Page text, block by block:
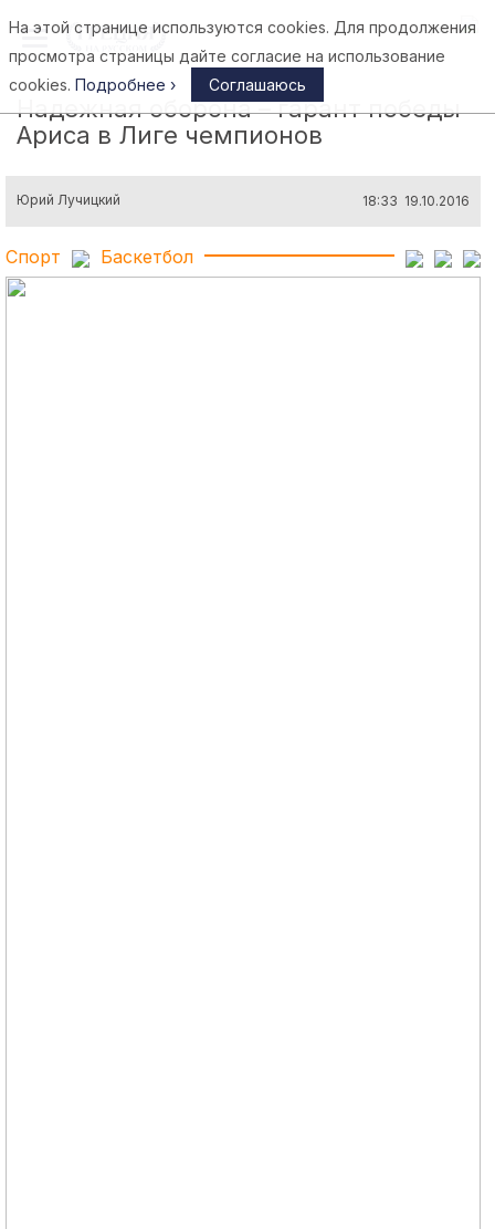
Афины
Надежная оборона – гарант победы
Ариса в Лиге чемпионов
Юрий Лучицкий 18:33 19.10.2016
Спорт Баскетбол
На этой странице используются cookies. Для продолжения
просмотра страницы дайте согласие на использование
cookies. Подробнее › Соглашаюсь